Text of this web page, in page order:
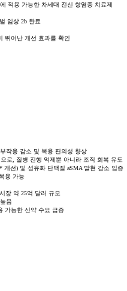
적용 가능한 차세대 전신 항염증 치료제
임상 2b 완료
뛰어난 개선 효과를 확인
작용 감소 및 복용 편의성 향상
로, 질병 진행 억제뿐 아니라 조직 회복 유도
개선) 및 섬유화 단백질 aSMA 발현 감소 입증
용 가능
장 약 25억 달러 규모
음
가능한 신약 수요 급증